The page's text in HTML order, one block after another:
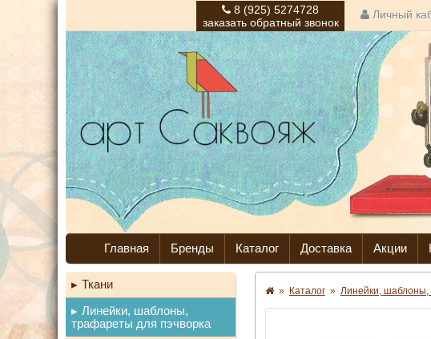
8 (925) 5274728
заказать обратный звонок
Личный
Главная Бренды Каталог Доставка Акции
Ткани
Линейки, шаблоны,
трафареты для пэчворка
» Каталог » Линейки, шаблоны,